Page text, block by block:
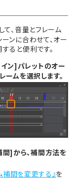
て、音量とフレーム
ンに合わせて、オー
ると便利です。
ン]パレットのオー
ームを選択します。
]から、補間方法を
補間を変更する』を